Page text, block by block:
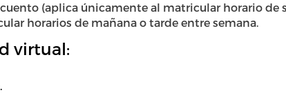
(aplica únicamente al matricular horario de
horarios de mañana o tarde entre semana.
virtual: